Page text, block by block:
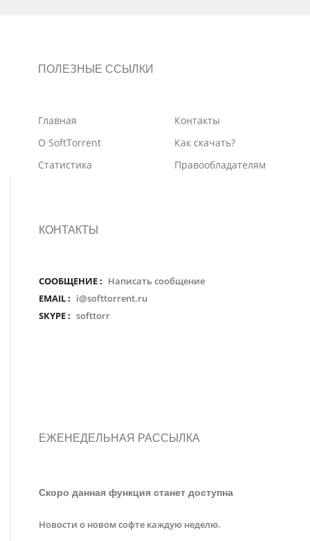
ПОЛЕЗНЫЕ ССЫЛКИ
Главная
О SoftTorrent
Статистика
Контакты
Как скачать?
Правообладателям
КОНТАКТЫ
СООБЩЕНИЕ : Написать сообщение
EMAIL : i@softtorrent.ru
SKYPE : softtorr
ЕЖЕНЕДЕЛЬНАЯ РАССЫЛКА
Скоро данная функция станет доступна
Новости о новом софте каждую неделю.